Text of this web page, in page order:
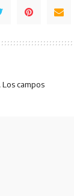
Los campos